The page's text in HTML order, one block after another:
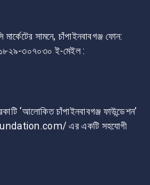
সামনে, চাঁপাইনবাবগঞ্জ ফোন:
৩০৭০৩০ ই-মেইল :
‘আলোকিত চাঁপাইনবাবগঞ্জ ফাউন্ডেশন’
এর একটি সহযোগী